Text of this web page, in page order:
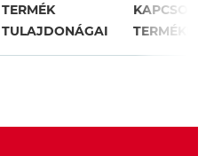
TERMÉK
TULAJDONÁGAI
TERMÉKEK